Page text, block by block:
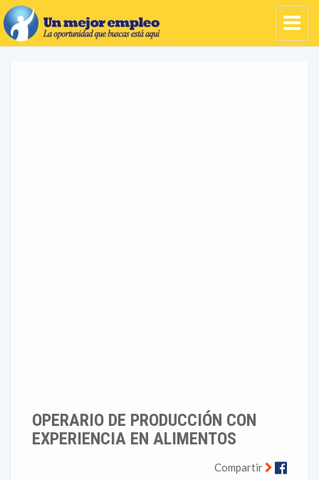
OPERARIO DE PRODUCCIÓN CON
EXPERIENCIA EN ALIMENTOS
Compartir